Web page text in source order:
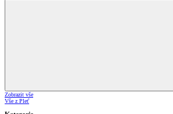
Zobrazit vše
Vše z Pleť